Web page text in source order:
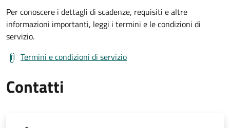
Per conoscere i dettagli di scadenze, requisiti e altre
informazioni importanti, leggi i termini e le condizioni di
servizio.
Termini e condizioni di servizio
Contatti